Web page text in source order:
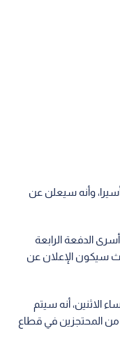
القائمة شملت 30 طفلا أسيرا، وأنه سيعلن عن
الدفعة الرابعة
حيث سيكون الإعلان عن
الاثنين، أنه سيتم
من الأمهات و9 أطفال من المحتجزين في قطاع